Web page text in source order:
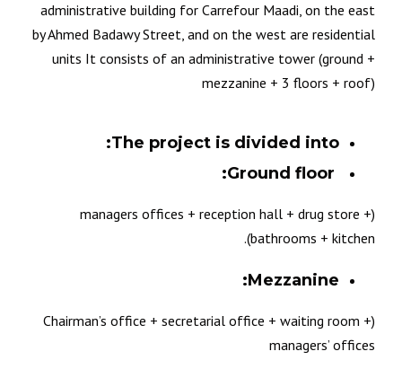
administrative building for Carrefour Maadi, on the east
by Ahmed Badawy Street, and on the west are residential
units It consists of an administrative tower (ground +
mezzanine + 3 floors + roof)
The project is divided into:
(managers offices + reception hall + drug store +
bathrooms + kitchen).
Mezzanine:
(Chairman’s office + secretarial office + waiting room +
managers’ offices